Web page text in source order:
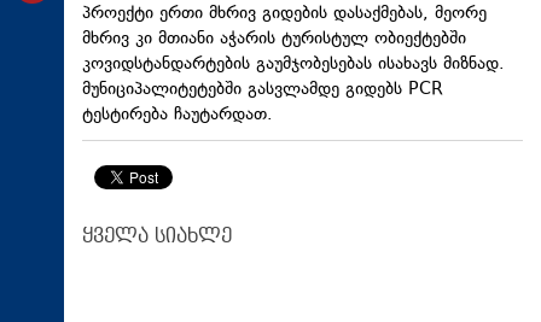
პროექტი ერთი მხრივ გიდების დასაქმებას, მეორე
მხრივ კი მთიანი აჭარის ტურისტულ ობიექტებში
კოვიდსტანდარტების გაუმჯობესებას ისახავს მიზნად.
მუნიციპალიტეტებში გასვლამდე გიდებს PCR
ტესტირება ჩაუტარდათ.
ყველა სიახლე